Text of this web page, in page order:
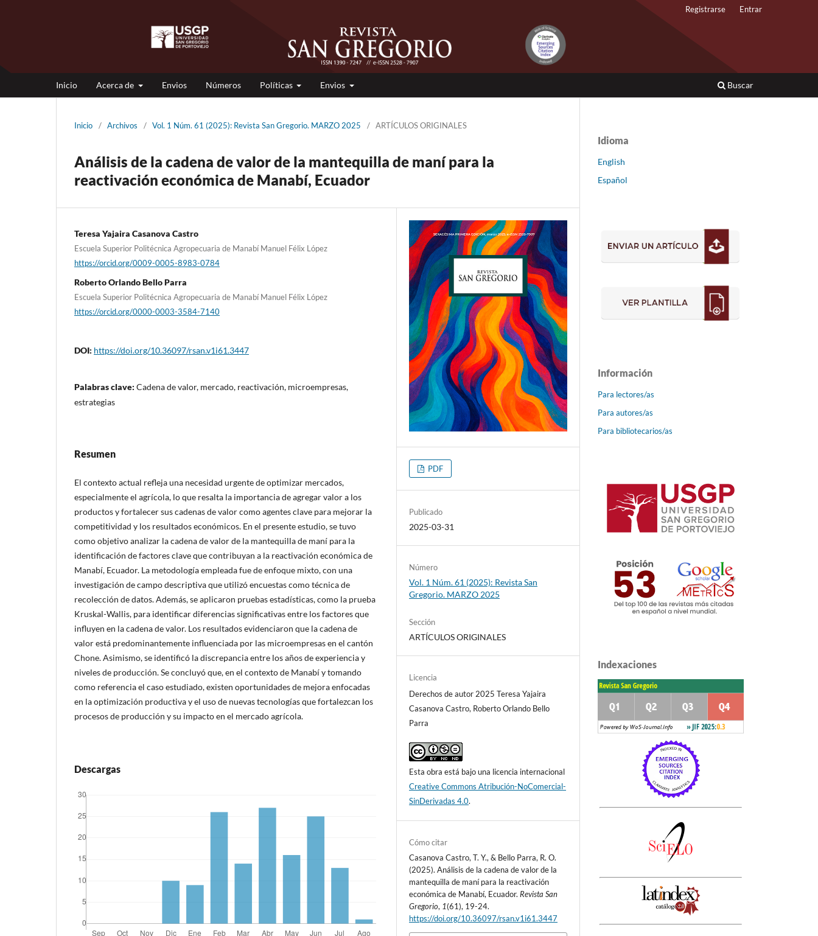
Inicio Acerca de Envios Números Políticas Envios Buscar
Registrarse Entrar
Inicio / Archivos / Vol. 1 Núm. 61 (2025): Revista San Gregorio. MARZO 2025 / ARTÍCULOS ORIGINALES
Análisis de la cadena de valor de la mantequilla de maní para la
reactivación económica de Manabí, Ecuador
Teresa Yajaira Casanova Castro
Escuela Superior Politécnica Agropecuaria de Manabí Manuel Félix López
https://orcid.org/0009-0005-8983-0784
Roberto Orlando Bello Parra
Escuela Superior Politécnica Agropecuaria de Manabí Manuel Félix López
https://orcid.org/0000-0003-3584-7140
DOI: https://doi.org/10.36097/rsan.v1i61.3447
Palabras clave: Cadena de valor, mercado, reactivación, microempresas,
estrategias
Resumen
El contexto actual refleja una necesidad urgente de optimizar mercados,
especialmente el agrícola, lo que resalta la importancia de agregar valor a los
productos y fortalecer sus cadenas de valor como agentes clave para mejorar la
competitividad y los resultados económicos. En el presente estudio, se tuvo
como objetivo analizar la cadena de valor de la mantequilla de maní para la
identificación de factores clave que contribuyan a la reactivación económica de
Manabí, Ecuador. La metodología empleada fue de enfoque mixto, con una
investigación de campo descriptiva que utilizó encuestas como técnica de
recolección de datos. Además, se aplicaron pruebas estadísticas, como la prueba
Kruskal-Wallis, para identificar diferencias significativas entre los factores que
influyen en la cadena de valor. Los resultados evidenciaron que la cadena de
valor está predominantemente influenciada por las microempresas en el cantón
Chone. Asimismo, se identificó la discrepancia entre los años de experiencia y
niveles de producción. Se concluyó que, en el contexto de Manabí y tomando
como referencia el caso estudiado, existen oportunidades de mejora enfocadas
en la optimización productiva y el uso de nuevas tecnologías que fortalezcan los
procesos de producción y su impacto en el mercado agrícola.
Descargas
PDF
Publicado
2025-03-31
Número
Vol. 1 Núm. 61 (2025): Revista San
Gregorio. MARZO 2025
Sección
ARTÍCULOS ORIGINALES
Licencia
Derechos de autor 2025 Teresa Yajaira
Casanova Castro, Roberto Orlando Bello
Parra
Esta obra está bajo una licencia internacional
Creative Commons Atribución-NoComercial-
SinDerivadas 4.0.
Cómo citar
Casanova Castro, T. Y., & Bello Parra, R. O.
(2025). Análisis de la cadena de valor de la
mantequilla de maní para la reactivación
económica de Manabí, Ecuador. Revista San
Gregorio, 1(61), 19-24.
https://doi.org/10.36097/rsan.v1i61.3447
Idioma
English
Español
Información
Para lectores/as
Para autores/as
Para bibliotecarios/as
Indexaciones